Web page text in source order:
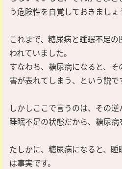
う危険性を自覚しておきましょ
これまで、糖尿病と睡眠不足
われていました。
すなわち、糖尿病になると、
害が表れてしまう、という説で
しかしここで言うのは、その逆
睡眠不足の状態だから、糖尿病
たしかに、糖尿病になると、
は事実です。